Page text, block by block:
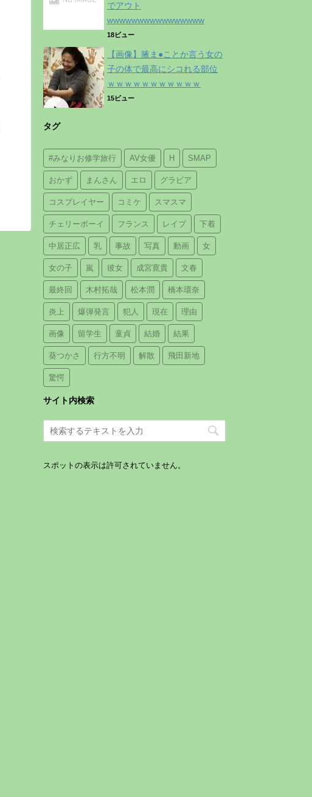
でアウト
wwwwwwwwwwwwwwww
18ビュー
【画像】腋ま●ことか言う女の
子の体で最高にシコれる部位
ｗｗｗｗｗｗｗｗｗｗｗ
15ビュー
タグ
#みなりお修学旅行 AV女優 H SMAP
おかず まんさん エロ グラビア
コスプレイヤー コミケ スマスマ
チェリーボーイ フランス レイプ 下着
中居正広 乳 事故 写真 動画 女
女の子 嵐 彼女 成宮寛貴 文春
最終回 木村拓哉 松本潤 橋本環奈
炎上 爆弾発言 犯人 現在 理由
画像 留学生 童貞 結婚 結果
葵つかさ 行方不明 解散 飛田新地
驚愕
サイト内検索